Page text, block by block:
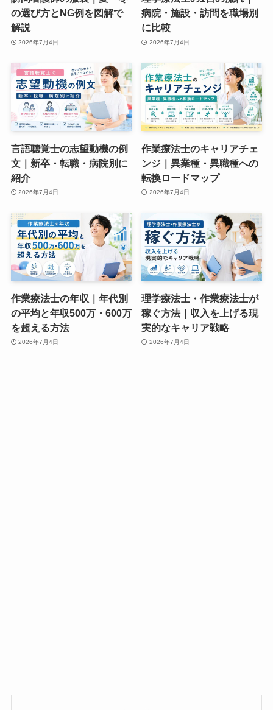
の選び方とNG例を図解で
解説
2026年7月4日
病院・施設・訪問を職場別
に比較
2026年7月4日
言語聴覚士の志望動機の例
文｜新卒・転職・病院別に
紹介
2026年7月4日
作業療法士のキャリアチェ
ンジ｜異業種・異職種への
転換ロードマップ
2026年7月4日
作業療法士の年収｜年代別
の平均と年収500万・600万
を超える方法
2026年7月4日
理学療法士・作業療法士が
稼ぐ方法｜収入を上げる現
実的なキャリア戦略
2026年7月4日